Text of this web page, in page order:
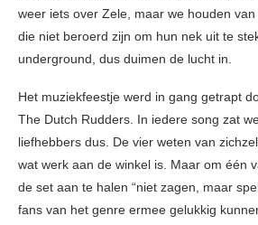
weer iets over Zele, maar we houden
die niet beroerd zijn om hun nek uit te
underground, dus duimen de lucht in.
Het muziekfeestje werd in gang getrapt
The Dutch Rudders. In iedere song zat
liefhebbers dus. De vier weten van
wat werk aan de winkel is. Maar om één
de set aan te halen “niet zagen, maar
fans van het genre ermee gelukkig